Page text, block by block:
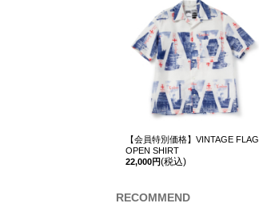
【会員特別価格】VINTAGE FLAG
OPEN SHIRT
22,000円(税込)
RECOMMEND